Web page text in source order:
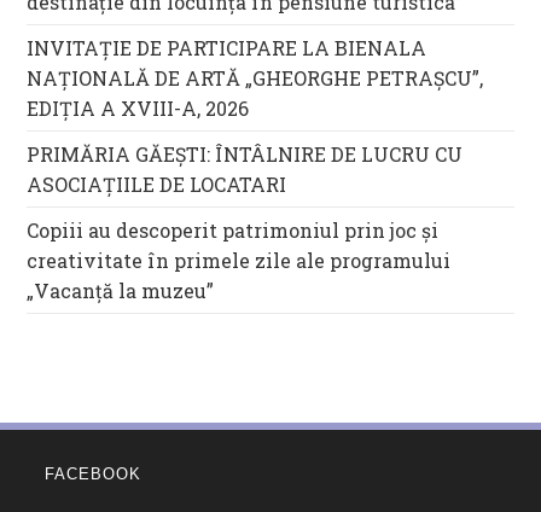
INVITAȚIE DE PARTICIPARE LA BIENALA
NAȚIONALĂ DE ARTĂ „GHEORGHE PETRAȘCU”,
EDIŢIA A XVIII-A, 2026
PRIMĂRIA GĂEȘTI: ÎNTÂLNIRE DE LUCRU CU
ASOCIAȚIILE DE LOCATARI
Copiii au descoperit patrimoniul prin joc și
creativitate în primele zile ale programului
„Vacanță la muzeu”
FACEBOOK